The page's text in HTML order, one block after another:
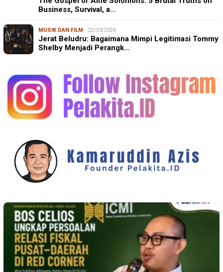
Business, Survival, a…
MUSIK DAN FILM 22/03/2026
Jerat Beludru: Bagaimana Mimpi Legitimasi Tommy
Shelby Menjadi Perangk…